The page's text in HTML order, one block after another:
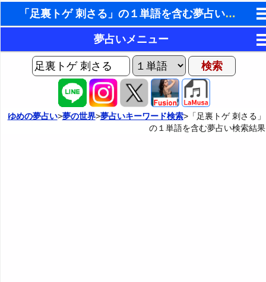
「足裏トゲ 刺さる」の１単語を含む夢占い検索結果
東洋・西洋占星術
ホラリー占星術
手相占いで未来診断
タロットカードで無料占い
命名の姓名判断
夢占いメニュー
AIゆめの夢占いチャット
ヨセフの夢占い
夢占い掲示板
ゆめの夢占い>夢の世界>夢占いキーワード検索>「足裏トゲ 刺さる」
の１単語を含む夢占い検索結果